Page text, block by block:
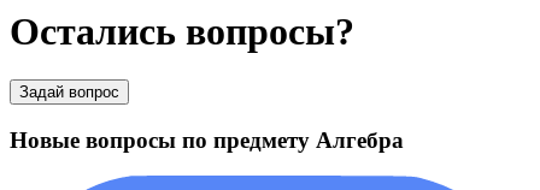
Остались вопросы?
Задай вопрос
Новые вопросы по предмету Алгебра